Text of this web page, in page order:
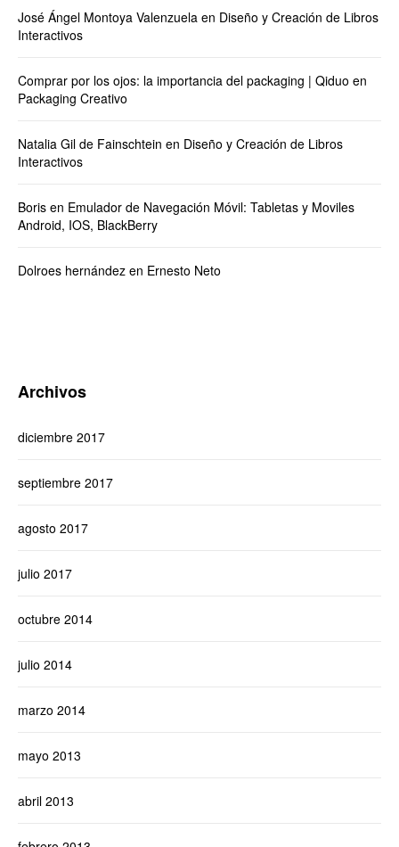
José Ángel Montoya Valenzuela en Diseño y Creación de Libros
Interactivos
Comprar por los ojos: la importancia del packaging | Qiduo en
Packaging Creativo
Natalia Gil de Fainschtein en Diseño y Creación de Libros
Interactivos
Boris en Emulador de Navegación Móvil: Tabletas y Moviles
Android, IOS, BlackBerry
Dolroes hernández en Ernesto Neto
Archivos
diciembre 2017
septiembre 2017
agosto 2017
julio 2017
octubre 2014
julio 2014
marzo 2014
mayo 2013
abril 2013